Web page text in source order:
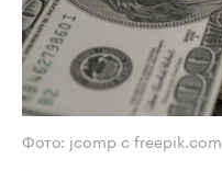
Фото: jcomp с freepik.com